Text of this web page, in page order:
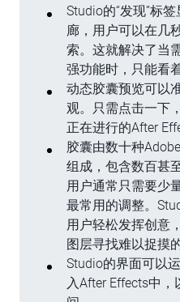
Studio的“发现”标
廊，用户可以在几
索。这就解决了当
强功能时，只能看
动态胶囊预览可以
观。只需点击一下
正在进行的After
胶囊由数十种
组成，包含数百甚
用户通常只需要少
最常用的调整。
用户轻松发挥创意
图层寻找难以捉摸
Studio的界面可以
入After Effects中